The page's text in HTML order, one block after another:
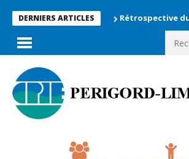
DERNIERS ARTICLESRétrospective du